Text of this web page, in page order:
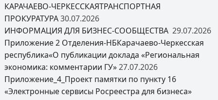
КАРАЧАЕВО-ЧЕРКЕССКАЯТРАНСПОРТНАЯ
ПРОКУРАТУРА30.07.2026
ИНФОРМАЦИЯ ДЛЯ БИЗНЕС-СООБЩЕСТВА 29.07.2026
Приложение 2 Отделения-НБКарачаево-Черкесская
республика«О публикации доклада «Региональная
экономика: комментарии ГУ»27.07.2026
Приложение_4_Проект памятки по пункту 16
«Электронные сервисы Росреестра для бизнеса»